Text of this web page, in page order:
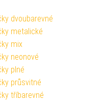
dvoubarevné
metalické
mix
neonové
plné
průsvitné
tříbarevné